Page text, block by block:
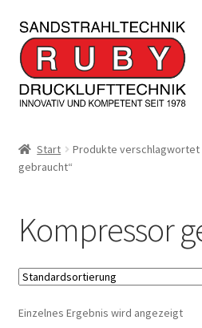
Zur
Navigation
springen
Zum
Inhalt
springen
Serviceleistungen
Start
Produkte verschlagwortet
gebraucht“
Kompressor
Einzelnes Ergebnis wird angezeigt